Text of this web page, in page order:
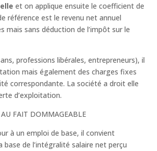
et on applique ensuite le coefficient de
référence est le revenu net annuel
mais sans déduction de l’impôt sur le
professions libérales, entrepreneurs), il
mais également des charges fixes
correspondante. La société a droit elle
d’exploitation.
FAIT DOMMAGEABLE
à un emploi de base, il convient
de l’intégralité salaire net perçu